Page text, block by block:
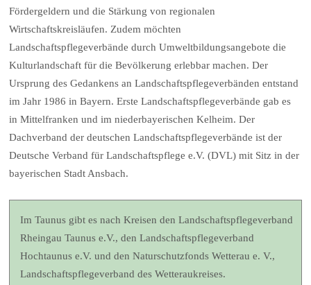
Fördergeldern und die Stärkung von regionalen
Wirtschaftskreisläufen. Zudem möchten
Landschaftspflegeverbände durch Umweltbildungsangebote die
Kulturlandschaft für die Bevölkerung erlebbar machen. Der
Ursprung des Gedankens an Landschaftspflegeverbänden entstand
im Jahr 1986 in Bayern. Erste Landschaftspflegeverbände gab es
in Mittelfranken und im niederbayerischen Kelheim. Der
Dachverband der deutschen Landschaftspflegeverbände ist der
Deutsche Verband für Landschaftspflege e.V. (DVL) mit Sitz in der
bayerischen Stadt Ansbach.
Im Taunus gibt es nach Kreisen den Landschaftspflegeverband
Rheingau Taunus e.V., den Landschaftspflegeverband
Hochtaunus e.V. und den Naturschutzfonds Wetterau e. V.,
Landschaftspflegeverband des Wetteraukreises.